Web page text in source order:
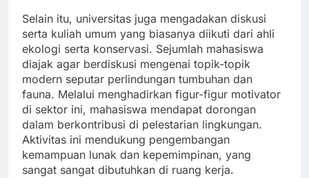
Selain itu, universitas juga mengadakan diskusi
serta kuliah umum yang biasanya diikuti dari ahli
ekologi serta konservasi. Sejumlah mahasiswa
diajak agar berdiskusi mengenai topik-topik
modern seputar perlindungan tumbuhan dan
fauna. Melalui menghadirkan figur-figur motivator
di sektor ini, mahasiswa mendapat dorongan
dalam berkontribusi di pelestarian lingkungan.
Aktivitas ini mendukung pengembangan
kemampuan lunak dan kepemimpinan, yang
sangat sangat dibutuhkan di ruang kerja.